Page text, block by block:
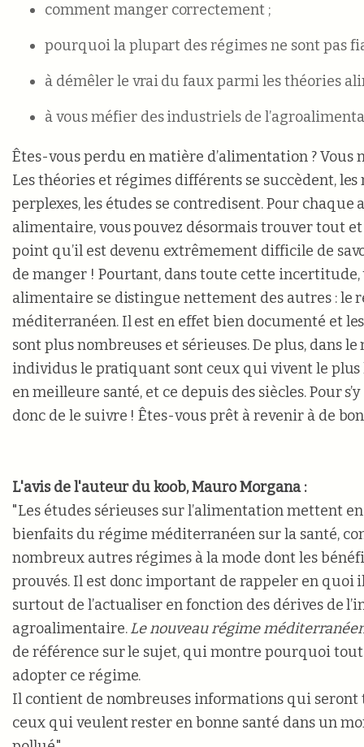
comment manger correctement ;
pourquoi la plupart des régimes ne sont pas
à démêler le vrai du faux parmi les théories
à vous méfier des industriels de
Êtes-vous perdu en matière d’alimentation ? Vous
Les théories et régimes différents se succèdent, les
perplexes, les études se contredisent. Pour chaque
alimentaire, vous pouvez désormais trouver tout
point qu’il est devenu extrêmement difficile de
de manger ! Pourtant, dans toute cette incertitude,
alimentaire se distingue nettement des autres : le
méditerranéen. Il est en effet bien documenté et
sont plus nombreuses et sérieuses. De plus, dans
individus le pratiquant sont ceux qui vivent le plus
en meilleure santé, et ce depuis des siècles. Pour
donc de le suivre ! Êtes-vous prêt à revenir à de
L'avis de l'auteur du koob, Mauro Morgana :
"Les études sérieuses sur l’alimentation mettent
bienfaits du régime méditerranéen sur la santé,
nombreux autres régimes à la mode dont les
prouvés. Il est donc important de rappeler en quoi
surtout de l’actualiser en fonction des dérives de
agroalimentaire.Le nouveau régime
de référence sur le sujet, qui montre pourquoi
adopter ce régime.
Il contient de nombreuses informations qui seront
ceux qui veulent rester en bonne santé dans un